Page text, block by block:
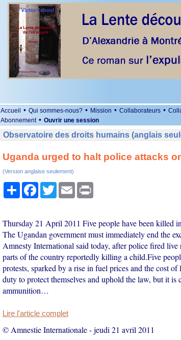
Accueil • Qui sommes-nous? • Mission • Collaborateurs •
Abonnement • Ouvrir une session
Observatoire des droits humains (anglais
Uganda urged to halt police attacks
(Version anglaise seulement)
PartagerFacebook
TwitterEmail Print
Thursday 21 April 2011 Five people have been killed
The Ugandan government must immediately end the
Amnesty International said today, after police fired
parts of the country reportedly killing a child.Five
protests, sparked by a rise in fuel prices and the cost
duty to protect themselves and uphold the law, but it
ammunition…
Lire l'article complet
© Amnestie Internationale-jeudi 21 avril 2011